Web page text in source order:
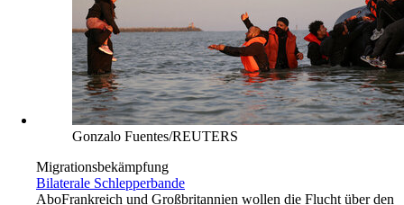
Gonzalo Fuentes/REUTERS
Migrationsbekämpfung
Bilaterale Schlepperbande
AboFrankreich und Großbritannien wollen die Flucht über den